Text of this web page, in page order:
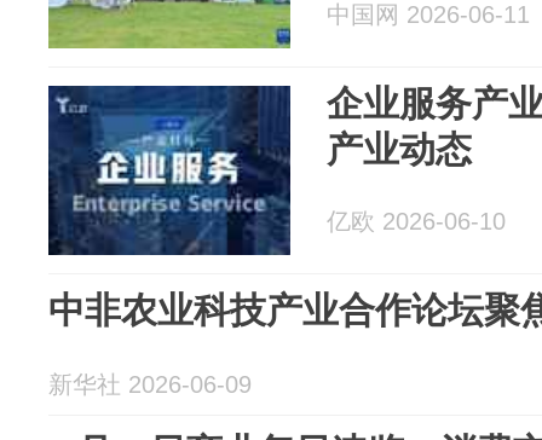
中国网 2026-06-11
企业服务产
产业动态
亿欧 2026-06-10
中非农业科技产业合作论坛聚
新华社 2026-06-09